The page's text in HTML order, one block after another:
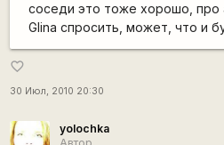
соседи это тоже хорошо, про
Glina спросить, может, что и
favorite_border
30 Июл, 2010 20:30
yolochka